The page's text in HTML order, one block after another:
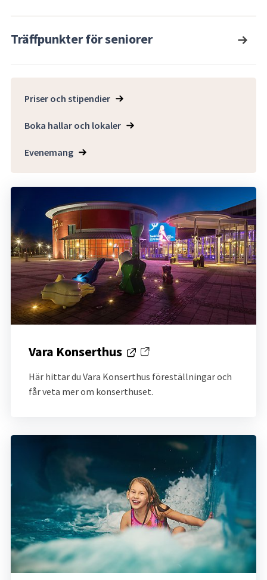
Träffpunkter för seniorer
Priser och stipendier
Boka hallar och lokaler
Evenemang
Vara Konserthus
Länk till annan webbplats.
Här hittar du Vara Konserthus föreställningar och
får veta mer om konserthuset.